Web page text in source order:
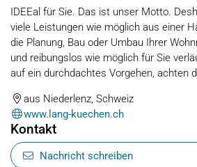
IDEEal für Sie. Das ist unser Motto.
viele Leistungen wie möglich aus einer
die Planung, Bau oder Umbau Ihrer
und reibungslos wie möglich für Sie
auf ein durchdachtes Vorgehen, achten
aus Niederlenz, Schweiz
www.lang-kuechen.ch
Kontakt
Nachricht schreiben